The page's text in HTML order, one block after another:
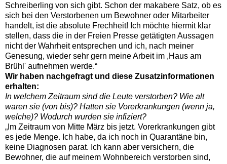
Schreiberling von sich gibt. Schon der makabere Satz, ob es
sich bei den Verstorbenen um Bewohner oder Mitarbeiter
handelt, ist die absolute Frechheit! Ich möchte hiermit klar
stellen, dass die in der Freien Presse getätigten Aussagen
nicht der Wahrheit entsprechen und ich, nach meiner
Genesung, wieder sehr gern meine Arbeit im ,Haus am
Brühl' aufnehmen werde.“
Wir haben nachgefragt und diese Zusatzinformationen
erhalten:
In welchem Zeitraum sind die Leute verstorben? Wie alt
waren sie (von bis)? Hatten sie Vorerkrankungen (wenn ja,
welche)? Wodurch wurden sie infiziert?
„Im Zeitraum von Mitte März bis jetzt. Vorerkrankungen gibt
es jede Menge. Ich habe, da ich noch in Quarantäne bin,
keine Diagnosen parat. Ich kann aber versichern, die
Bewohner, die auf meinem Wohnbereich verstorben sind,